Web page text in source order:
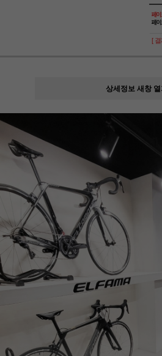
[
상세정보 새창